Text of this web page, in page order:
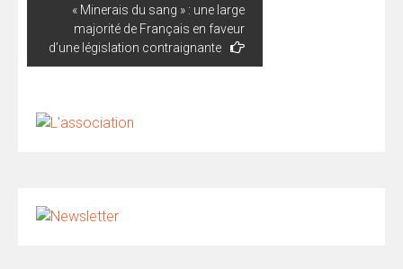
« Minerais du sang » : une large
majorité de Français en faveur
d’une législation contraignante